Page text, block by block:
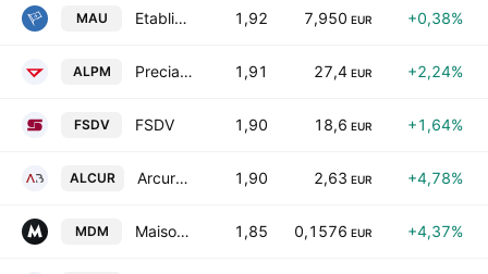
MAU Etablissements Maurel & Prom SA 1,92 7,950 EUR +0,38%
ALPM Precia SA 1,91 27,4 EUR +2,24%
FSDV FSDV 1,90 18,6 EUR +1,64%
ALCUR Arcure SA 1,90 2,63 EUR +4,78%
MDM Maisons du Monde SA 1,85 0,1576 EUR +4,37%